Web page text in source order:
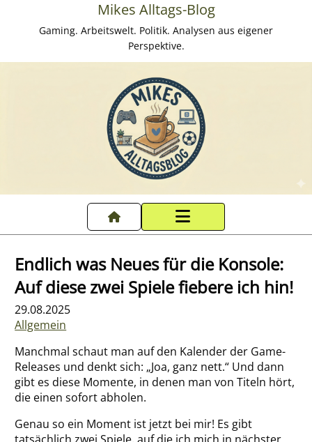
Mikes Alltags-Blog
Gaming. Arbeitswelt. Politik. Analysen aus eigener
Perspektive.
Datenschutzerklärung
Impressum
Über mich
Endlich was Neues für die Konsole:
Auf diese zwei Spiele fiebere ich hin!
29.08.2025
Allgemein
Manchmal schaut man auf den Kalender der Game-
Releases und denkt sich: „Joa, ganz nett.“ Und dann
gibt es diese Momente, in denen man von Titeln hört,
die einen sofort abholen.
Genau so ein Moment ist jetzt bei mir! Es gibt